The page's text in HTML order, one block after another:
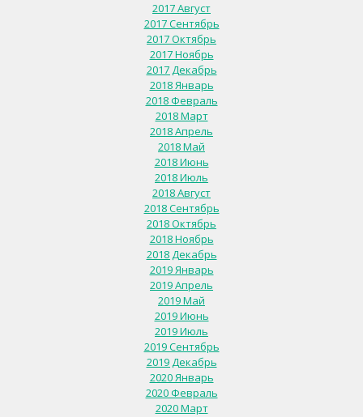
2017 Август
2017 Сентябрь
2017 Октябрь
2017 Ноябрь
2017 Декабрь
2018 Январь
2018 Февраль
2018 Март
2018 Апрель
2018 Май
2018 Июнь
2018 Июль
2018 Август
2018 Сентябрь
2018 Октябрь
2018 Ноябрь
2018 Декабрь
2019 Январь
2019 Апрель
2019 Май
2019 Июнь
2019 Июль
2019 Сентябрь
2019 Декабрь
2020 Январь
2020 Февраль
2020 Март